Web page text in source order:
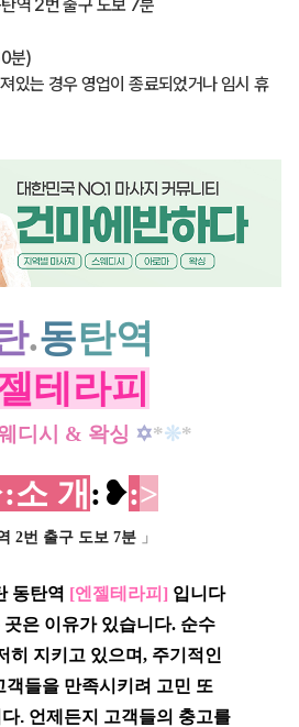
역 2번 출구 도보 7분
분)
있는 경우 영업이 종료되었거나 임시 휴
.동탄역
테라피
디시 & 왁싱 ✡*❊*
:소 개 :❥:>
2번 출구 도보 7분 」
동탄역 [엔젤테라피] 입니다
은 이유가 있습니다. 순수
히 지키고 있으며, 주기적인
객들을 만족시키려 고민 또
. 언제든지 고객들의 충고를